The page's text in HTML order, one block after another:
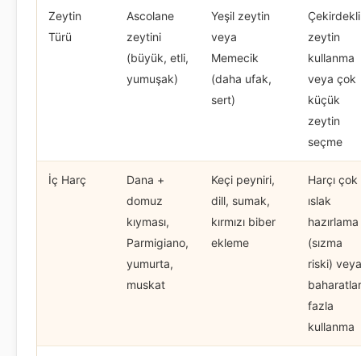
Zeytin
Türü
Ascolane
zeytini
(büyük, etli,
yumuşak)
Yeşil zeytin
veya
Memecik
(daha ufak,
sert)
Çekirdekli
zeytin
kullanma
veya çok
küçük
zeytin
seçme
İç Harç
Dana +
domuz
kıyması,
Parmigiano,
yumurta,
muskat
Keçi peyniri,
dill, sumak,
kırmızı biber
ekleme
Harçı çok
ıslak
hazırlama
(sızma
riski) veya
fazla
kullanma